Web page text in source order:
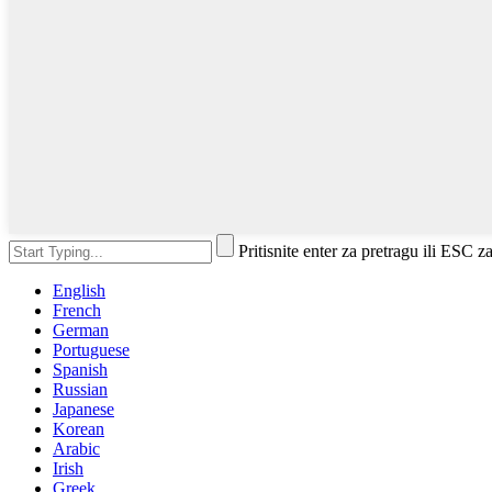
Pritisnite enter za pretragu ili ESC
English
French
German
Portuguese
Spanish
Russian
Japanese
Korean
Arabic
Irish
Greek